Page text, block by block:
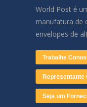
World Post é
manufatura de
envelopes de
Trabalhe
Representante
Seja um